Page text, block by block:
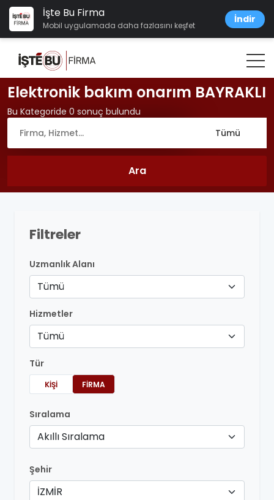
İşte Bu Firma
Mobil uygulamada daha fazlasını keşfet
İndir
Elektronik bakım onarım BAYRAKLI
Bu Kategoride 0 sonuç bulundu
Filtreler
Uzmanlık Alanı
Tümü
Hizmetler
Tümü
Tür
KIŞI FIRMA
Sıralama
Akıllı Sıralama
Şehir
İZMİR